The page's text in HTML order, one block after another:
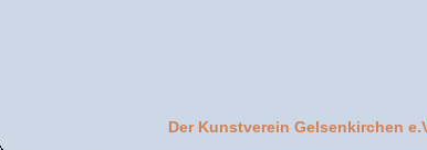
Der Kunstverein Gelsenkirchen